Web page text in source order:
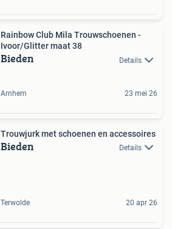
Rainbow Club Mila Trouwschoenen -
Ivoor/Glitter maat 38
Bieden Details
Arnhem 23 mei 26
Trouwjurk met schoenen en accessoires
Bieden Details
Terwolde 20 apr 26